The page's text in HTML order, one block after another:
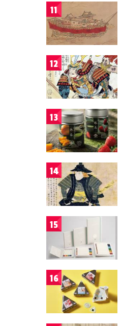
11
12
13
14
15
16